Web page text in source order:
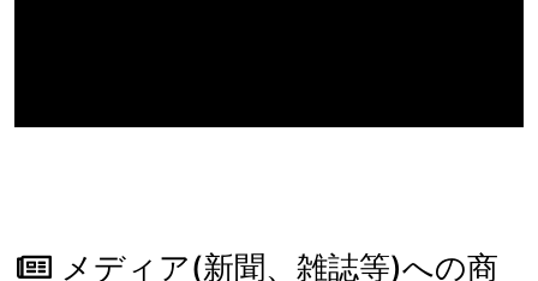
メディア(新聞、雑誌等)への商